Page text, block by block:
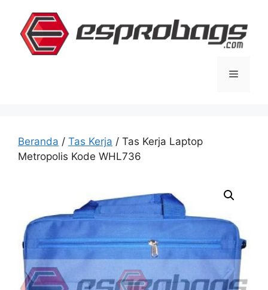
Menu
Beranda / Tas Kerja / Tas Kerja Laptop
Metropolis Kode WHL736